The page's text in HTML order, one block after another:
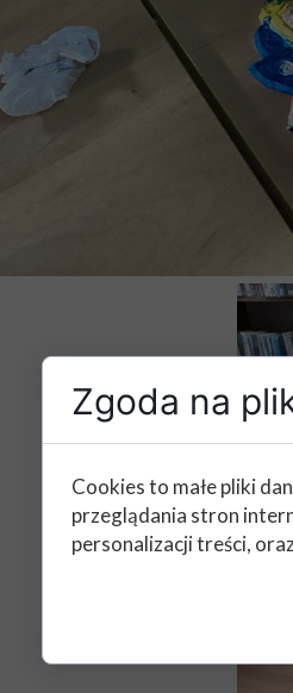
Zgoda na
Cookies to małe pliki
przeglądania stron
personalizacji treści,